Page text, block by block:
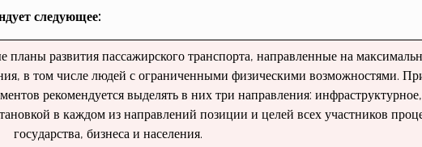
следующее:
планы развития пассажирского транспорта, направленные на
в том числе людей с ограниченными физическими воз­можностями.
рекомендуется выделять в них три направления: инфраструктурное,
в каждом из направлений пози­ции и целей всех участников
госу­дарства, бизнеса и населения.